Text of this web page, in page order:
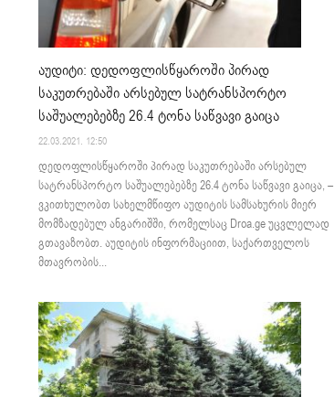
აუდიტი: დედოფლისწყაროში პირად
საკუთრებაში არსებულ სატრანსპორტო
საშუალებებზე 26.4 ტონა საწვავი გაიცა
22.03.2021. 12:50
დედოფლისწყაროში პირად საკუთრებაში არსებულ
სატრანსპორტო საშუალებებზე 26.4 ტონა საწვავი გაიცა, –
ვკითხულობთ სახელმწიფო აუდიტის სამსახურის მიერ
მომზადებულ ანგარიშში, რომელსაც Droa.ge უცვლელად
გთავაზობთ. აუდიტის ინფორმაციით, საქართველოს
მთავრობის...